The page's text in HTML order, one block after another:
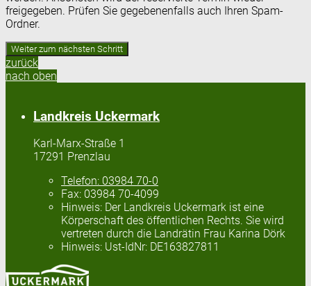
freigegeben. Prüfen Sie gegebenenfalls auch Ihren Spam-
Ordner.
zurück
nach oben
Landkreis Uckermark
Karl-Marx-Straße 1
17291 Prenzlau
Telefon: 03984 70-0
Fax: 03984 70-4099
Hinweis: Der Landkreis Uckermark ist eine
Körperschaft des öffentlichen Rechts. Sie wird
vertreten durch die Landrätin Frau Karina Dörk
Hinweis: Ust-IdNr: DE163827811